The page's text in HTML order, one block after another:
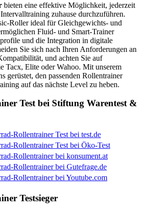
bieten eine effektive Möglichkeit, jederzeit
zuhause durchzuführen.
Roller ideal für Gleichgewichts- und
Fluid- und Smart-Trainer
und die Integration in digitale
Sie sich nach Ihren Anforderungen an
und achten Sie auf
Tacx, Elite oder Wahoo. Mit unserem
gerüstet, den passenden Rollentrainer
auf das nächste Level zu heben.
Test bei Stiftung Warentest &
Rollentrainer Test bei test.de
Rollentrainer Test bei Öko-Test
Rollentrainer bei konsument.at
Rollentrainer bei Gutefrage.de
Rollentrainer bei Youtube.com
Testsieger